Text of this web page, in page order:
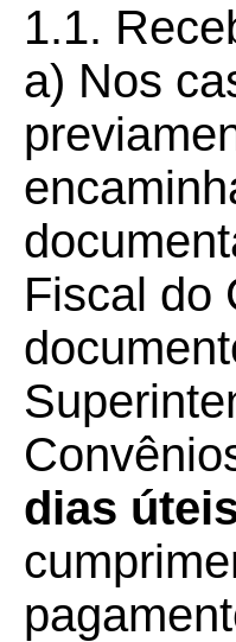
1.1.
a) Nos
Fiscal do
dias